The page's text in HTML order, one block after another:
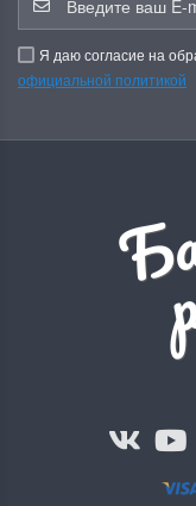
Я даю согласие на
официальной политикой